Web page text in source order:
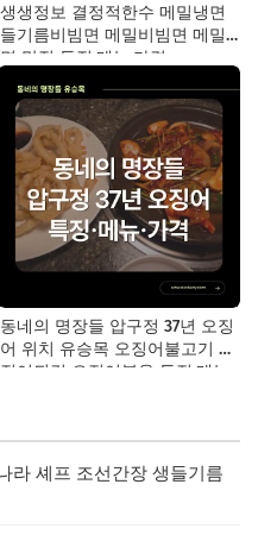
생생정보 결정적한수 메밀냉면
들기름비빔면 메밀비빔면 메밀
면 맛집 특징·메뉴·가격
동네의 명장들 압구정 37년 오징
어 위치 유승목 오징어불고기 오
징어튀김 오징어볶음 특징·메뉴·
라 셰프 조선간장 생들기름